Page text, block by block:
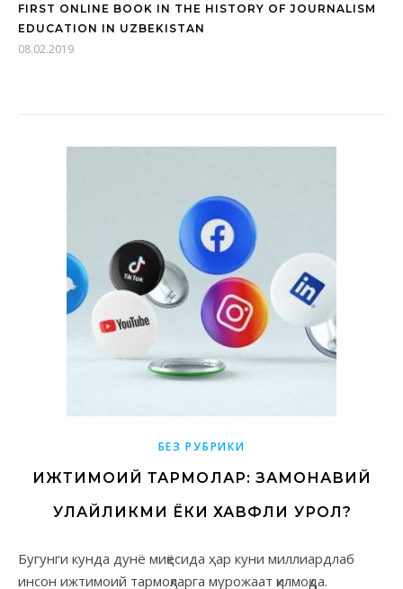
FIRST ONLINE BOOK IN THE HISTORY OF JOURNALISM
EDUCATION IN UZBEKISTAN
08.02.2019
БЕЗ РУБРИКИ
ИЖТИМОИЙ ТАРМОҚЛАР: ЗАМОНАВИЙ
ҚУЛАЙЛИКМИ ЁКИ ХАВФЛИ ҚУРОЛ?
Бугунги кунда дунё миқёсида ҳар куни миллиардлаб
инсон ижтимоий тармоқларга мурожаат қилмоқда.